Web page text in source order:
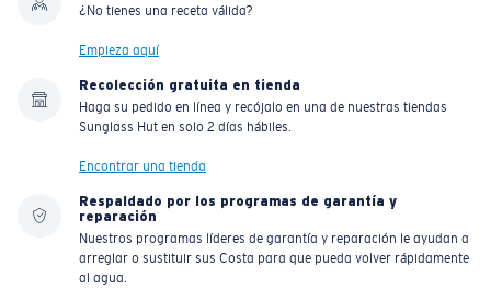
¿No tienes una receta válida?
Empieza aquí
Recolección gratuita en tienda
Haga su pedido en línea y recójalo en una de nuestras tiendas
Sunglass Hut en solo 2 días hábiles.
Encontrar una tienda
Respaldado por los programas de garantía y
reparación
Nuestros programas líderes de garantía y reparación le ayudan a
arreglar o sustituir sus Costa para que pueda volver rápidamente
al agua.